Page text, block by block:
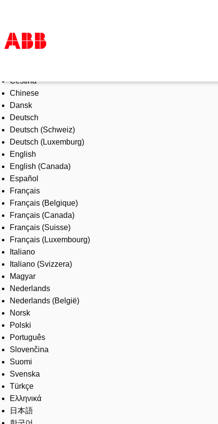
Products & Solutions
Industries
Services
About us
Where to buy
Contact us
Careers
Čeština
Chinese
Dansk
Deutsch
Deutsch (Schweiz)
Deutsch (Luxemburg)
English
English (Canada)
Español
Français
Français (Belgique)
Français (Canada)
Français (Suisse)
Français (Luxembourg)
Italiano
Italiano (Svizzera)
Magyar
Nederlands
Nederlands (België)
Norsk
Polski
Português
Slovenčina
Suomi
Svenska
Türkçe
Ελληνικά
日本語